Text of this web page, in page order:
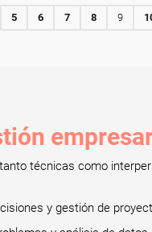
5 6 7 8 9
técnicas como
y gestión de